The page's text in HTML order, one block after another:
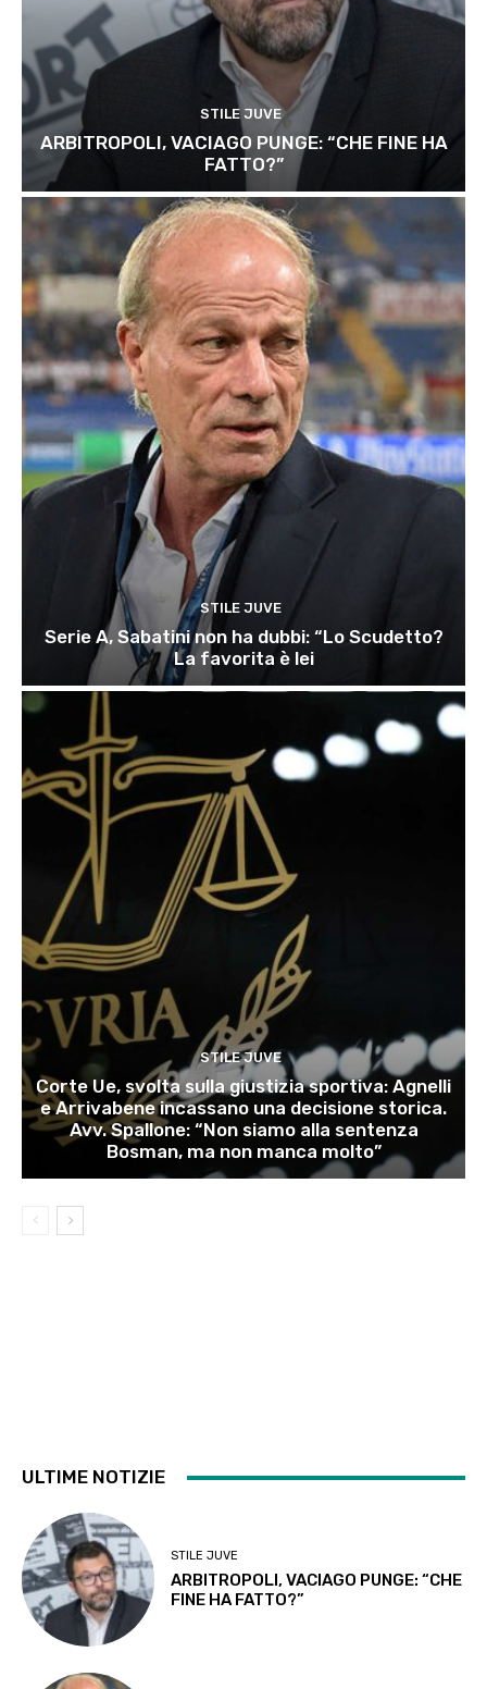
STILE JUVE
ARBITROPOLI, VACIAGO PUNGE: “CHE FINE HA
FATTO?”
STILE JUVE
Serie A, Sabatini non ha dubbi: “Lo Scudetto?
La favorita è lei
STILE JUVE
Corte Ue, svolta sulla giustizia sportiva: Agnelli
e Arrivabene incassano una decisione storica.
Avv. Spallone: “Non siamo alla sentenza
Bosman, ma non manca molto”
ULTIME NOTIZIE
STILE JUVE
ARBITROPOLI, VACIAGO PUNGE: “CHE
FINE HA FATTO?”